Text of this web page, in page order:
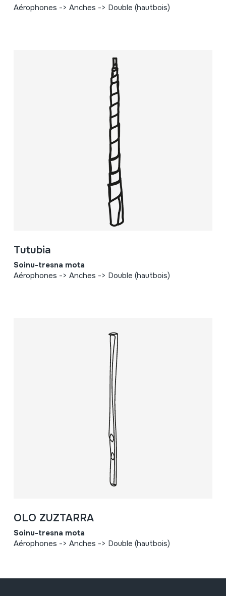
Aérophones -> Anches -> Double (hautbois)
Tutubia
Soinu-tresna mota
Aérophones -> Anches -> Double (hautbois)
OLO ZUZTARRA
Soinu-tresna mota
Aérophones -> Anches -> Double (hautbois)